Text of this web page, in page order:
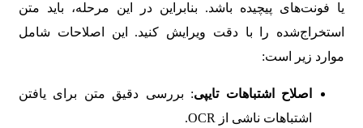
یا فونت‌های پیچیده باشد. بنابراین در این مرحله، باید متن
استخراج‌شده را با دقت ویرایش کنید. این اصلاحات شامل
موارد زیر است:
اصلاح اشتباهات تایپی: بررسی دقیق متن برای یافتن
اشتباهات ناشی از OCR.